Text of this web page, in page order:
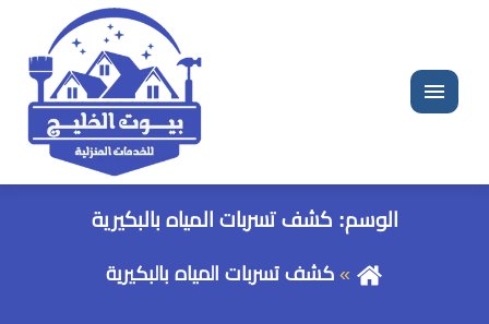
القائمة
الوسم: كشف تسربات المياه بالبكيرية
كشف تسربات المياه بالبكيرية